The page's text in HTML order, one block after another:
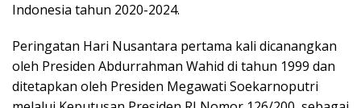
Indonesia tahun 2020-2024.
Peringatan Hari Nusantara pertama kali dicanangkan
oleh Presiden Abdurrahman Wahid di tahun 1999 dan
ditetapkan oleh Presiden Megawati Soekarnoputri